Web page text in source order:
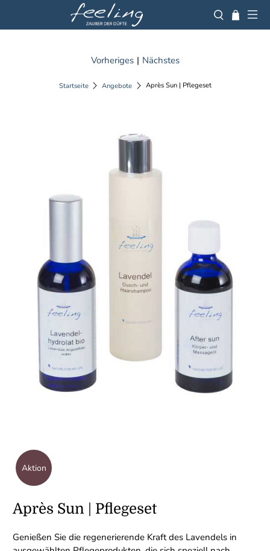
Startseite Angebote Après Sun | Pflegeset
Vorheriges | Nächstes
Aktion
Après Sun | Pflegeset
Genießen Sie die regenerierende Kraft des Lavendels in